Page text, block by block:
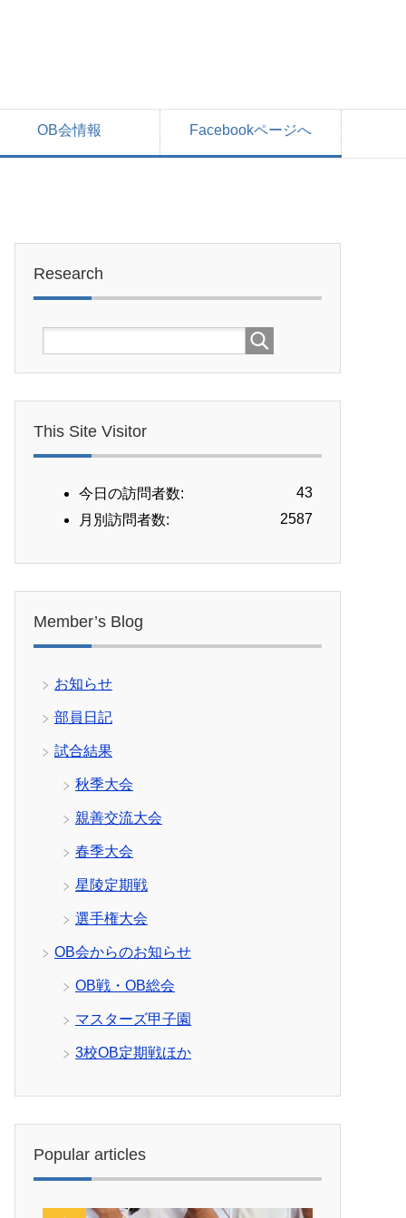
OB会情報 Facebookページへ
Research
This Site Visitor
43
今日の訪問者数:
2587
月別訪問者数:
Member’s Blog
お知らせ
部員日記
試合結果
秋季大会
親善交流大会
春季大会
星陵定期戦
選手権大会
OB会からのお知らせ
OB戦・OB総会
マスターズ甲子園
3校OB定期戦ほか
Popular articles